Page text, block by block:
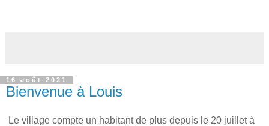
16 août 2021
Bienvenue à Louis
Le village compte un habitant de plus depuis le 20 juillet à